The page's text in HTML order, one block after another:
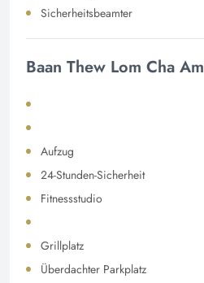
Sicherheitsbeamter
Baan Thew Lom Cha Am
Aufzug
24-Stunden-Sicherheit
Fitnessstudio
Grillplatz
Überdachter Parkplatz